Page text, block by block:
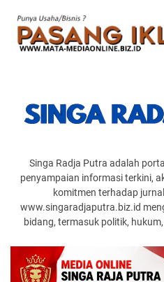
Singa Radja Putra adalah
penyampaian informasi terkini,
komitmen terhadap
www.singaradjaputra.biz.id
bidang, termasuk politik,